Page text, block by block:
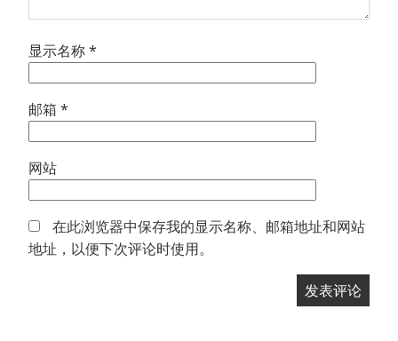
显示名称*
邮箱 *
网站
在此浏览器中保存我的显示名称、邮箱地址和网站
地址，以便下次评论时使用。